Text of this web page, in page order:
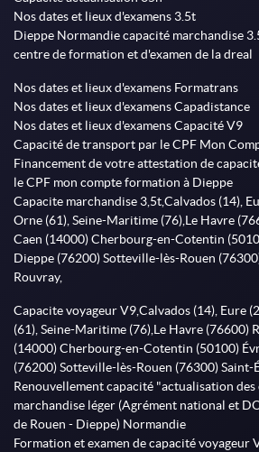
Nos dates et lieux d'examens 3.5t
Dieppe Normandie capacité marchandise
centre de formation et d'examen de la dreal
Nos dates et lieux d'examens Formatrans
Nos dates et lieux d'examens Capadistance
Nos dates et lieux d'examens Capacité V9
Capacité de transport par le CPF Mon
Financement de votre attestation de
le CPF mon compte formation à Dieppe
Capacite marchandise 3,5t,Calvados (14),
Orne (61), Seine-Maritime (76),Le Havre
Caen (14000) Cherbourg-en-Cotentin
Dieppe (76200) Sotteville-lès-Rouen
Rouvray,
Capacite voyageur V9,Calvados (14), Eure
(61), Seine-Maritime (76),Le Havre (76600)
(14000) Cherbourg-en-Cotentin (50100)
(76200) Sotteville-lès-Rouen (76300) Saint-
Renouvellement capacité "actualisation des
marchandise léger (Agrément national et
de Rouen - Dieppe) Normandie
Formation et examen de capacité voyageur